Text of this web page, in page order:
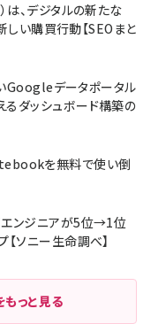
は、デジタルの新たな
しい購買行動【SEOまと
Googleデータポータル
ダッシュボード構築の
を無料で使い倒
ンジニアが5位→1位
ソニー生命調べ】
っと見る